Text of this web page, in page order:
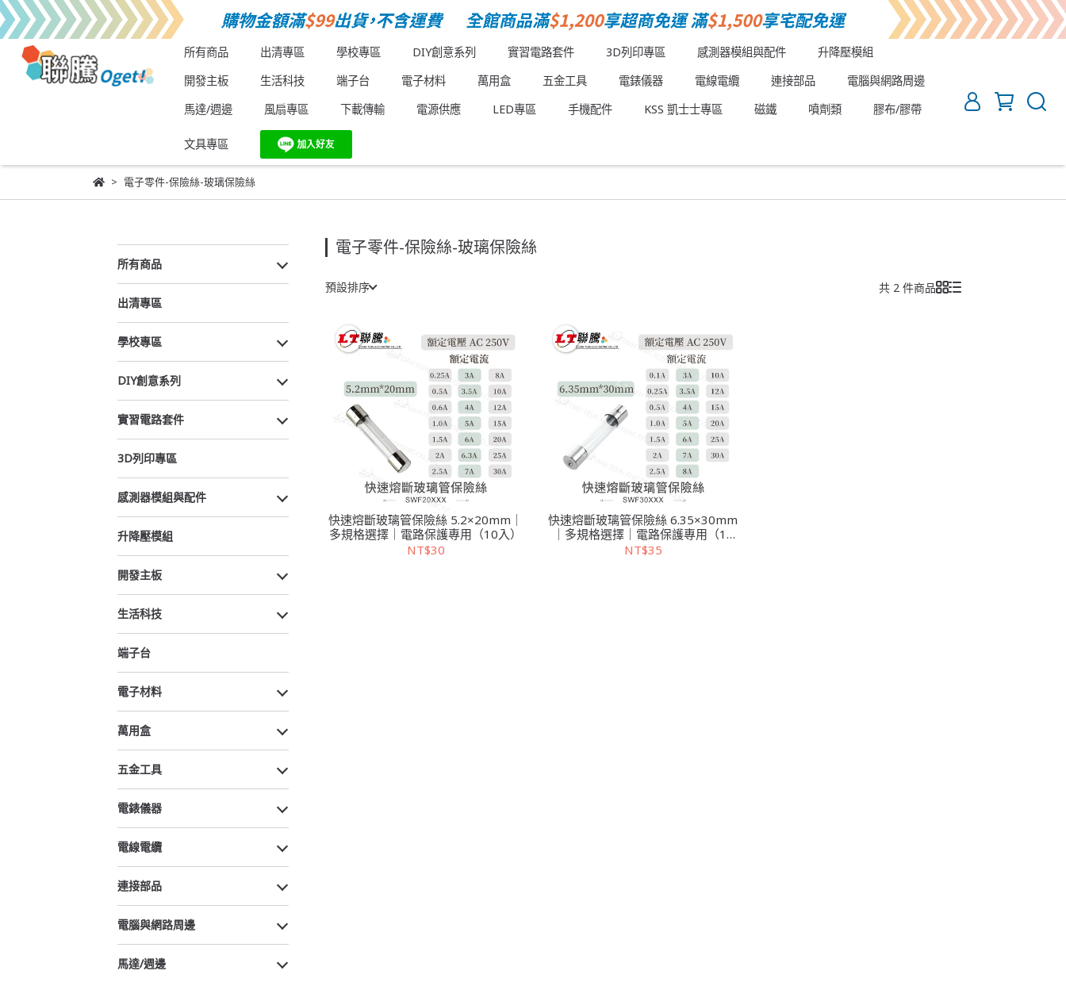
所有商品 出清專區 學校專區 DIY創意系列 實習電路套件 3D列印專區 感測器模組與配件
升降壓模組
開發主板
生活科技 端子台 電子材料 萬用盒 五金工具 電錶儀器 電線電纜 連接部品
電腦與網路周邊
馬達/週邊
風扇專區 下載傳輸 電源供應 LED專區 手機配件 KSS 凱士士專區 磁鐵 噴劑類 膠布/膠帶
文具專區
電子零件-保險絲-玻璃保險絲
所有商品
出清專區
學校專區
DIY創意系列
實習電路套件
3D列印專區
感測器模組與配件
升降壓模組
開發主板
生活科技
端子台
電子材料
萬用盒
五金工具
電錶儀器
電線電纜
連接部品
電腦與網路周邊
馬達/週邊
電子零件-保險絲-玻璃保險絲
預設排序 共 2 件商品
快速熔斷玻璃管保險絲 5.2×20mm｜
多規格選擇｜電路保護專用（10入）
NT$30
快速熔斷玻璃管保險絲 6.35×30mm
｜多規格選擇｜電路保護專用（10
入）
NT$35